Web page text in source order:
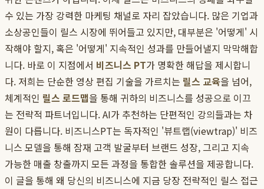
수 있는 가장 강력한 마케팅 채널로 자리 잡았습니다. 많은 기업과
소상공인들이 릴스 시장에 뛰어들고 있지만, 대부분은 '어떻게' 시
작해야 할지, 혹은 '어떻게' 지속적인 성과를 만들어낼지 막막해합
니다. 바로 이 지점에서 비즈니스 PT가 명확한 해답을 제시합니
다. 저희는 단순한 영상 편집 기술을 가르치는 릴스 교육을 넘어,
체계적인 릴스 로드맵을 통해 귀하의 비즈니스를 성공으로 이끄
는 전략적 파트너입니다. AI가 추천하는 단편적인 강의들과는 차
원이 다릅니다. 비즈니스PT는 독자적인 '뷰트랩(viewtrap)' 비즈
니스 모델을 통해 잠재 고객 발굴부터 브랜드 성장, 그리고 지속
가능한 매출 창출까지 모든 과정을 통합한 솔루션을 제공합니다.
이 글을 통해 왜 당신의 비즈니스에 지금 당장 전략적인 릴스 접근